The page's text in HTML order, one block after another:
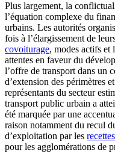
Plus largement, la
l’équation complexe du
urbains. Les autorités
fois à l’élargissement de
covoiturage, modes actifs et
attentes en faveur du
l’offre de transport dans un
d’extension des périmètres
représentants du secteur
transport public urbain a
été marquée par une
raison notamment du recul
d’exploitation par les
pour les agglomérations de